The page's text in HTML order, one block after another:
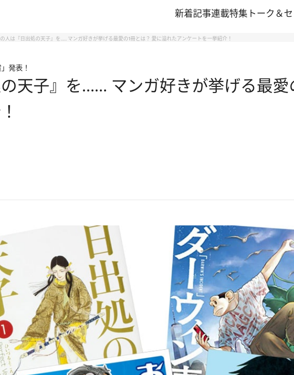
新着記事連載特集 トーク＆
人は『日出処の天子』を…… マンガ好きが挙げる最愛の1冊とは？ 愛に溢れたアンケートを一挙紹介！
発表！
天子』を…… マンガ好きが挙げる最